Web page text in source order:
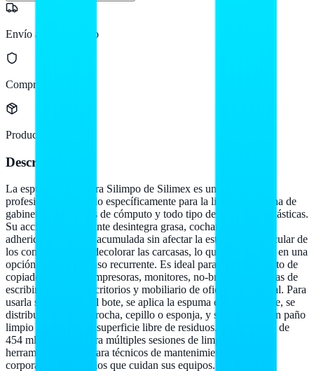
Envío a todo México
Compra protegida
Producto original
Descripción
La espuma limpiadora Silimpo de Silimex es un producto
profesional formulado específicamente para la limpieza externa de
gabinetes de equipos de cómputo y todo tipo de superficies plásticas.
Su acción emulsificante desintegra grasa, cochambre, polvo
adherido y suciedad acumulada sin afectar la estructura molecular de
los componentes ni decolorar las carcasas, lo que la convierte en una
opción segura para uso recurrente. Es ideal para mantenimiento de
copiadoras, CPUs, impresoras, monitores, no-breaks, máquinas de
escribir, escáners, escritorios y mobiliario de oficina en general. Para
usarla solo se agita el bote, se aplica la espuma en la superficie, se
distribuye con una brocha, cepillo o esponja, y se retira con un paño
limpio hasta dejar la superficie libre de residuos. Presentación de
454 ml suficiente para múltiples sesiones de limpieza, una
herramienta básica para técnicos de mantenimiento, oficinas
corporativas y usuarios que cuidan sus equipos.